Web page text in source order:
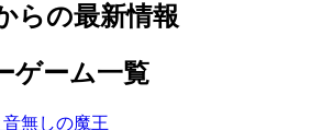
らの最新情報
ゲーム一覧